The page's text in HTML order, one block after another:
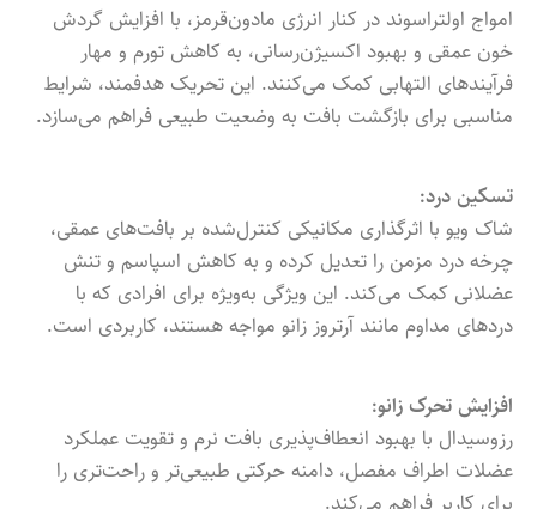
امواج اولتراسوند در کنار انرژی مادون‌قرمز، با افزایش گردش
خون عمقی و بهبود اکسیژن‌رسانی، به کاهش تورم و مهار
فرآیندهای التهابی کمک می‌کنند. این تحریک هدفمند، شرایط
مناسبی برای بازگشت بافت به وضعیت طبیعی فراهم می‌سازد.
تسکین درد:
شاک ویو با اثرگذاری مکانیکی کنترل‌شده بر بافت‌های عمقی،
چرخه درد مزمن را تعدیل کرده و به کاهش اسپاسم و تنش
عضلانی کمک می‌کند. این ویژگی به‌ویژه برای افرادی که با
دردهای مداوم مانند آرتروز زانو مواجه هستند، کاربردی است.
افزایش تحرک زانو:
رزوسیدال با بهبود انعطاف‌پذیری بافت نرم و تقویت عملکرد
عضلات اطراف مفصل، دامنه حرکتی طبیعی‌تر و راحت‌تری را